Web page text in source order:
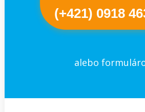
(+421) 0918
alebo